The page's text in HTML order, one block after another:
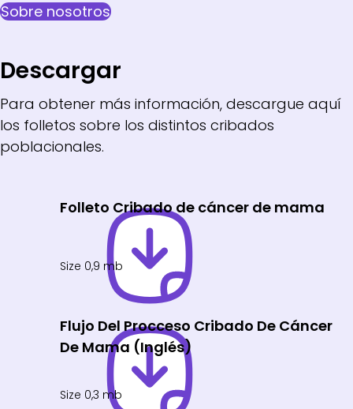
Sobre nosotros
Descargar
Para obtener más información, descargue aquí
los folletos sobre los distintos cribados
poblacionales.
Folleto Cribado de cáncer de mama
Size 0,9 mb
Flujo Del Procceso Cribado De Cáncer
De Mama (Inglés)
Size 0,3 mb